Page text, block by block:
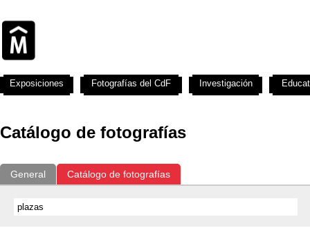
Catálogo de fotografías
General Catálogo de fotografías
Exposiciones Fotografías del CdF Investigación